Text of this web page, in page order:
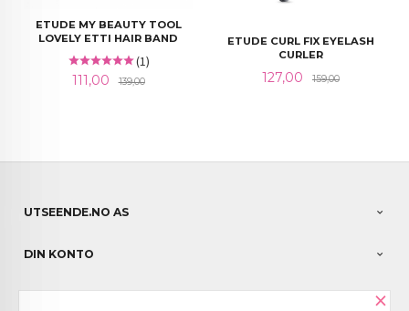
ETUDE MY BEAUTY TOOL
LOVELY ETTI HAIR BAND
(1)
Tilbud
111,00 139,00Rabatt
ETUDE CURL FIX EYELASH
CURLER
Tilbud
127,00 159,00Rabatt
UTSEENDE.NO AS
DIN KONTO
NYHETSBREV ×